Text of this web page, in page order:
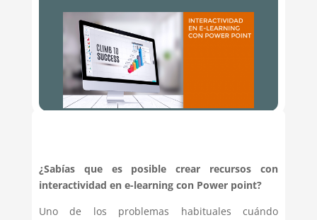
¿Sabías que es posible crear recursos con
interactividad en e-learning con Power point?
Uno de los problemas habituales cuándo